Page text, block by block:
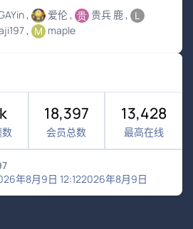
爱伦
贵兵 鹿
maple
数
18,397
会员总数
13,428
最高在线
年8月9日 12:122026年8月9日